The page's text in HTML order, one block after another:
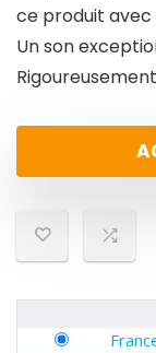
ce produit
Un son